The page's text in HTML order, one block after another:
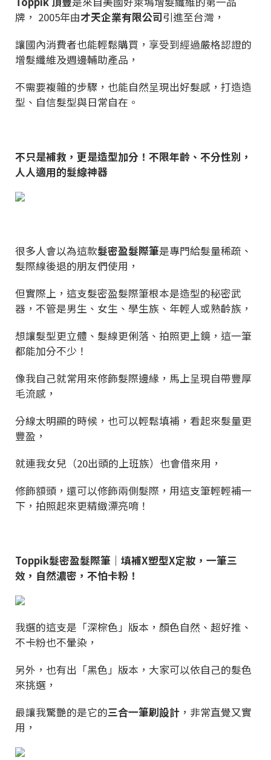
牌， 2005年由才天企業有限公司引進至台灣，
讓國內消費者也能輕鬆購買，享受到經過嚴格認證的
增髮纖維及週邊輔助產品，
不需要複雜的步驟，也能自然呈現出好髮感，打造造
型、自信髮型與日常自在。
不只是補救，更是造型加分！不限年齡、不分性別，
人人適用的髮線神器
很多人會以為這款髮密盈髮際筆是專門給髮量稀疏、
髮際線後退的朋友們使用，
但實際上，這支髮密盈髮際筆根本是造型的秘密武
器，不管是男生、女生、學生族、年輕人或熟齡族，
想讓髮型更立體、髮線更俐落、拍照更上鏡，這一筆
都能加分不少！
像我自己就常用來修飾髮際邊緣，馬上呈現自帶豐厚
毛流感，
分線太明顯的時候，也可以輕鬆填補，看起來髮量更
豐盈，
就連我女兒（20出頭的上班族）也會借來用，
修飾額頭，還可以修飾兩側髮際，用這支筆輕輕補一
下，拍照起來更精緻漂亮唷！
Toppik髮密盈髮際筆｜填補X塑型X定妝，一筆三
效，自然濃密，不怕卡粉！
我選的這支是「深棕色」版本，顏色自然、超好推、
不卡粉也不暈染，
另外，也有出「黑色」版本，大家可以依自己的髮色
來挑選，
最讓我驚艷的是它的三合一筆刷設計 ，非常直覺又實
用，